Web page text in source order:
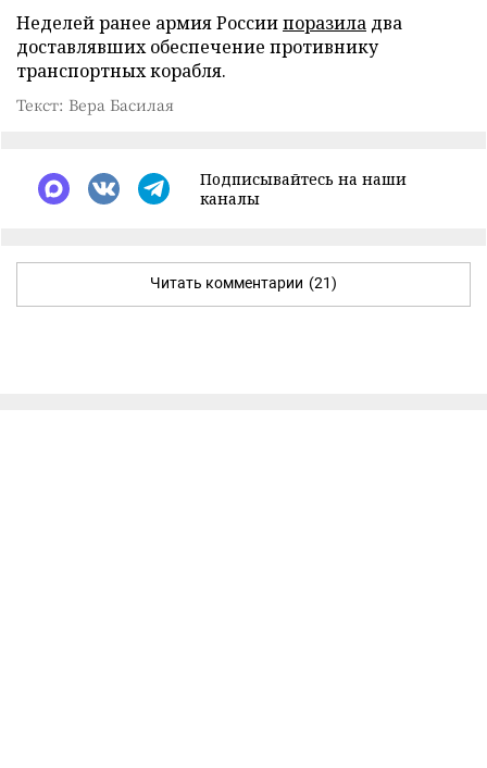
Неделей ранее армия Россиипоразила два
доставлявших обеспечение противнику
транспортных корабля.
Текст: Вера Басилая
Подписывайтесь на наши
каналы
Читать комментарии (21)